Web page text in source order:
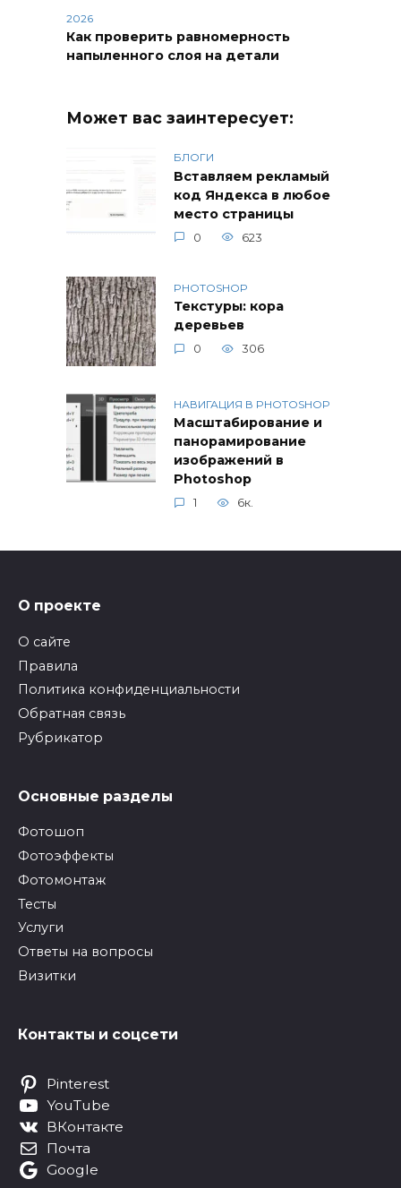
2026
Как проверить равномерность
напыленного слоя на детали
Может вас заинтересует:
БЛОГИ
Вставляем рекламый
код Яндекса в любое
место страницы
0 623
PHOTOSHOP
Текстуры: кора
деревьев
0 306
НАВИГАЦИЯ В PHOTOSHOP
Масштабирование и
панорамирование
изображений в
Photoshop
1 6к.
О проекте
О сайте
Правила
Политика конфиденциальности
Обратная связь
Рубрикатор
Основные разделы
Фотошоп
Фотоэффекты
Фотомонтаж
Тесты
Услуги
Ответы на вопросы
Визитки
Контакты и соцсети
Pinterest
YouTube
ВКонтакте
Почта
Google